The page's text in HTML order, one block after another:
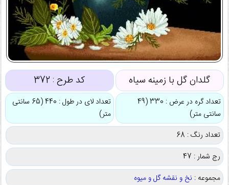
گلدان گل با زمینه سیاه کد طرح : 372
تعداد گره در عرض : 330 (49
سانتی متر)
تعداد لای در طول : 440 (65 سانتی
متر)
تعداد رنگ : 68
رج شمار : 47
مجموعه : نخ و نقشه گل و میوه